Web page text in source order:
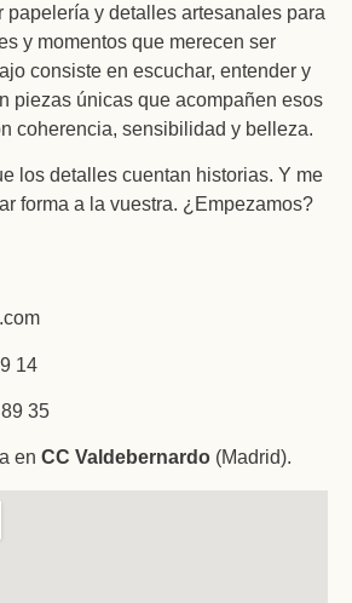
papelería y detalles artesanales para
y momentos que merecen ser
consiste en escuchar, entender y
piezas únicas que acompañen esos
coherencia, sensibilidad y belleza.
los detalles cuentan historias. Y me
forma a la vuestra. ¿Empezamos?
14
35
en CC Valdebernardo (Madrid).